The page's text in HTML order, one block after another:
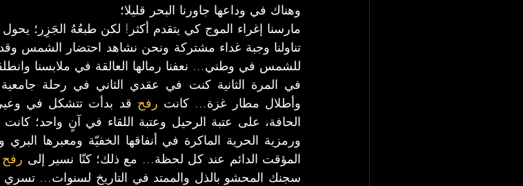
وهناك في وداعها جاورنا البحر قليلا؛
مارسنا إغراء الموج كي يتقدم أكثر! لكن طبعُهُ الجَزِر؛
للشمس في وطني... نعفنا رمالها العالقة في ملابسنا
في المرة الثانية كنت في عقدي الثاني في رحلة
وأطلال مطار غزة... كانت رفح
المؤقت الدائم عند كل لحظة... مع ذلك؛ كنّا نسير إلى رفح